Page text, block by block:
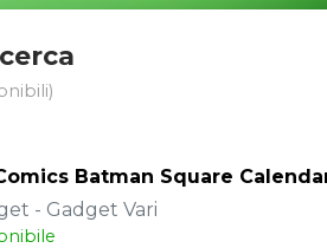
Batman Square
- Gadget Vari